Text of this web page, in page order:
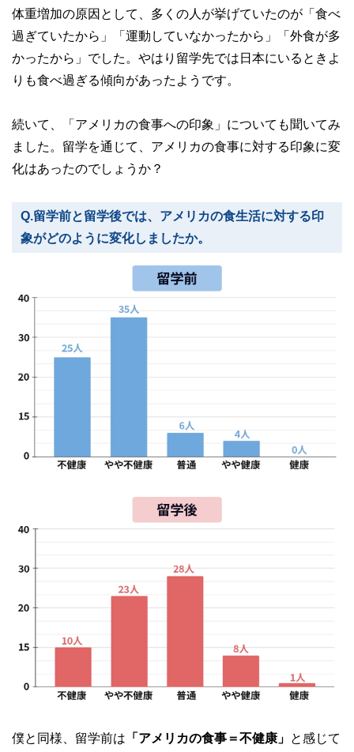
体重増加の原因として、多くの人が挙げていたのが「食べ
過ぎていたから」「運動していなかったから」「外食が多
かったから」でした。やはり留学先では日本にいるときよ
りも食べ過ぎる傾向があったようです。
続いて、「アメリカの食事への印象」についても聞いてみ
ました。留学を通じて、アメリカの食事に対する印象に変
化はあったのでしょうか？
Q.留学前と留学後では、アメリカの食生活に対する印
象がどのように変化しましたか。
僕と同様、留学前は 「アメリカの食事＝不健康」 と感じて